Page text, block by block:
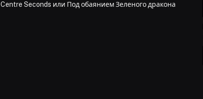
Centre Seconds или Под обаянием Зеленого дракона